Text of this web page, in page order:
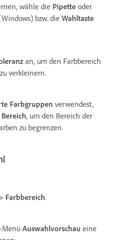
wähle die Pipette oder
bzw. dieWahltaste
an, um den Farbbereich
verkleinern.
Farbgruppen verwendest,
Bereich, um den Bereich der
zu begrenzen.
> Farbbereich.
Menü Auswahlvorschau eine